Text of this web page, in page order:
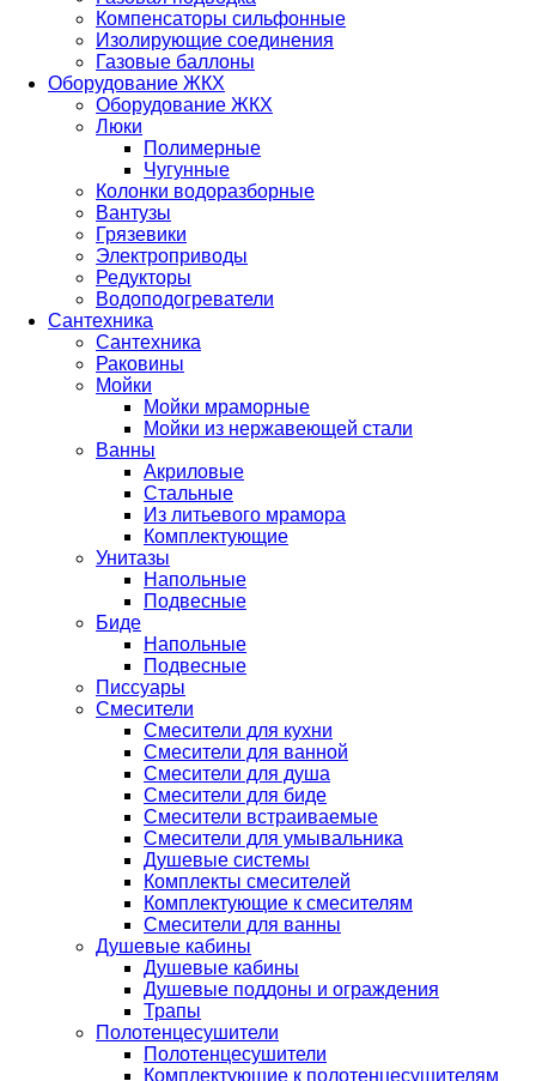
Компенсаторы сильфонные
Изолирующие соединения
Газовые баллоны
Оборудование ЖКХ
Оборудование ЖКХ
Люки
Полимерные
Чугунные
Колонки водоразборные
Вантузы
Грязевики
Электроприводы
Редукторы
Водоподогреватели
Сантехника
Сантехника
Раковины
Мойки
Мойки мраморные
Мойки из нержавеющей стали
Ванны
Акриловые
Стальные
Из литьевого мрамора
Комплектующие
Унитазы
Напольные
Подвесные
Биде
Напольные
Подвесные
Писсуары
Смесители
Смесители для кухни
Смесители для ванной
Смесители для душа
Смесители для биде
Смесители встраиваемые
Смесители для умывальника
Душевые системы
Комплекты смесителей
Комплектующие к смесителям
Смесители для ванны
Душевые кабины
Душевые кабины
Душевые поддоны и ограждения
Трапы
Полотенцесушители
Полотенцесушители
Комплектующие к полотенцесушителям